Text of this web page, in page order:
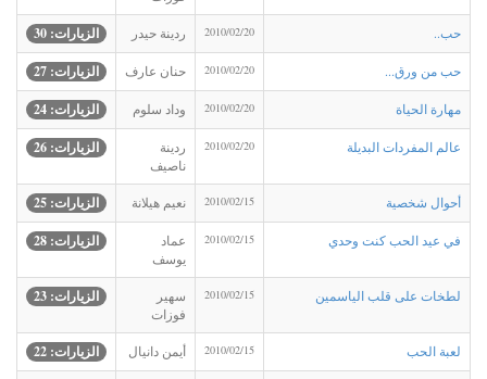
حب.. 2010/02/20 ردينة حيدر الزيارات: 30
حب من ورق... 2010/02/20 حنان عارف الزيارات: 27
مهارة الحياة 2010/02/20 وداد سلوم الزيارات: 24
عالم المفردات البديلة 2010/02/20
ردينة
ناصيف
الزيارات: 26
أحوال شخصية 2010/02/15 نعيم هيلانة الزيارات: 25
في عيد الحب كنت وحدي 2010/02/15
عماد
يوسف
الزيارات: 28
لطخات على قلب الياسمين 2010/02/15
سهير
فوزات
الزيارات: 23
لعبة الحب 2010/02/15 أيمن دانيال الزيارات: 22